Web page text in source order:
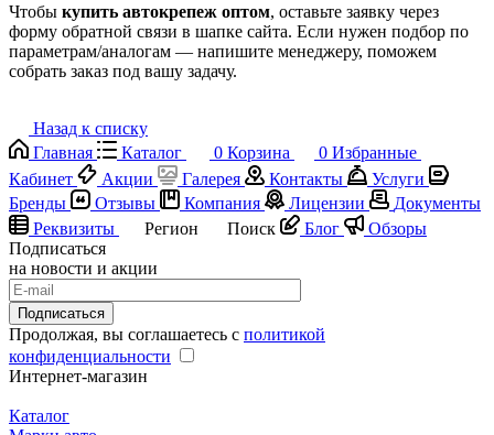
Чтобы купить автокрепеж оптом, оставьте заявку через
форму обратной связи в шапке сайта. Если нужен подбор по
параметрам/аналогам — напишите менеджеру, поможем
собрать заказ под вашу задачу.
Назад к списку
Главная
Каталог 0 Корзина 0 Избранные
Кабинет
Акции Галерея Контакты
Услуги
Бренды
Отзывы Компания Лицензии
Документы
Реквизиты
Регион Поиск Блог
Обзоры
Подписаться
на новости и акции
Подписаться
Продолжая, вы соглашаетесь с политикой
конфиденциальности
Интернет-магазин
Каталог